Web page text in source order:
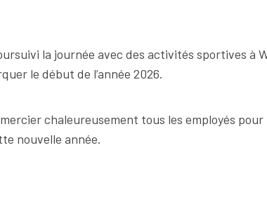
la journée avec des activités sportives à
le début de l’année 2026.
chaleureusement tous les employés
nouvelle année.